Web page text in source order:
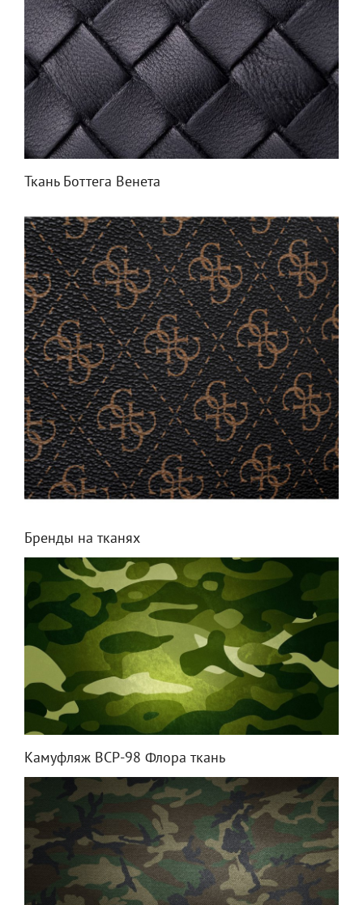
Ткань Боттега Венета
Бренды на тканях
Камуфляж ВСР-98 Флора ткань